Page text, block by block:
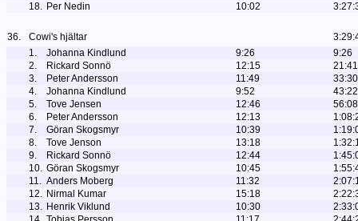
18. Per Nedin 10:02
36. Cowi's hjältar
1.
Johanna Kindlund 9:26
9:26
2.
Rickard Sonnö 12:15
21:41
3.
Peter Andersson 11:49
33:30
4.
Johanna Kindlund 9:52
43:22
5.
Tove Jensen 12:46
56:08
6.
Peter Andersson 12:13
7.
Göran Skogsmyr 10:39
8.
Tove Jenson 13:18
9.
Rickard Sonnö 12:44
10. Göran Skogsmyr 10:45
11. Anders Moberg 11:32
12. Nirmal Kumar 15:18
13. Henrik Viklund 10:30